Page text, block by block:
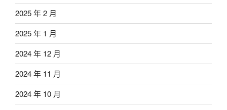
2025 年 2 月
2025 年 1 月
2024 年 12 月
2024 年 11 月
2024 年 10 月